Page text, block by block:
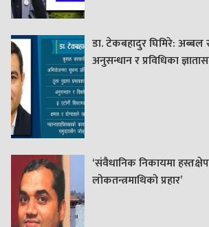
डा. टेकबहादुर घिमिरे:
अनुसन्धान र प्रविधिका
‘संवैधानिक निकायमा
लोकतन्त्रमाथिको प्रहार’